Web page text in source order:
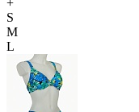
S
M
L